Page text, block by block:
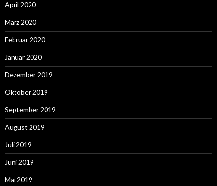
April 2020
März 2020
Februar 2020
Januar 2020
Dezember 2019
Oktober 2019
September 2019
August 2019
Juli 2019
Juni 2019
Mai 2019